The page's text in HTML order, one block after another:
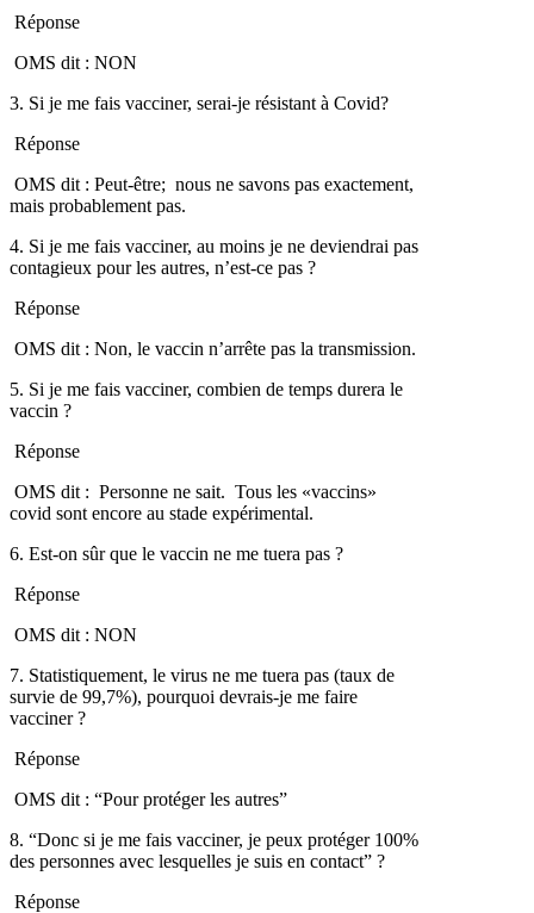
Réponse
OMS dit : NON
3. Si je me fais vacciner, serai-je résistant à Covid?
Réponse
OMS dit : Peut-être; nous ne savons pas exactement,
mais probablement pas.
4. Si je me fais vacciner, au moins je ne deviendrai pas
contagieux pour les autres, n’est-ce pas ?
Réponse
OMS dit : Non, le vaccin n’arrête pas la transmission.
5. Si je me fais vacciner, combien de temps durera le
vaccin ?
Réponse
OMS dit : Personne ne sait. Tous les «vaccins»
covid sont encore au stade expérimental.
6. Est-on sûr que le vaccin ne me tuera pas ?
Réponse
OMS dit : NON
7. Statistiquement, le virus ne me tuera pas (taux de
survie de 99,7%), pourquoi devrais-je me faire
vacciner ?
Réponse
OMS dit : “Pour protéger les autres”
8. “Donc si je me fais vacciner, je peux protéger 100%
des personnes avec lesquelles je suis en contact” ?
Réponse